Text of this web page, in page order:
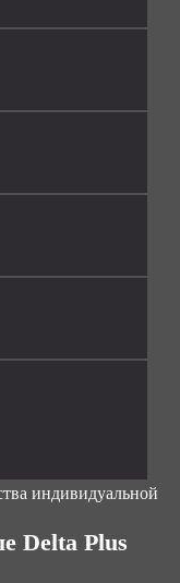
индивидуальной
Delta Plus